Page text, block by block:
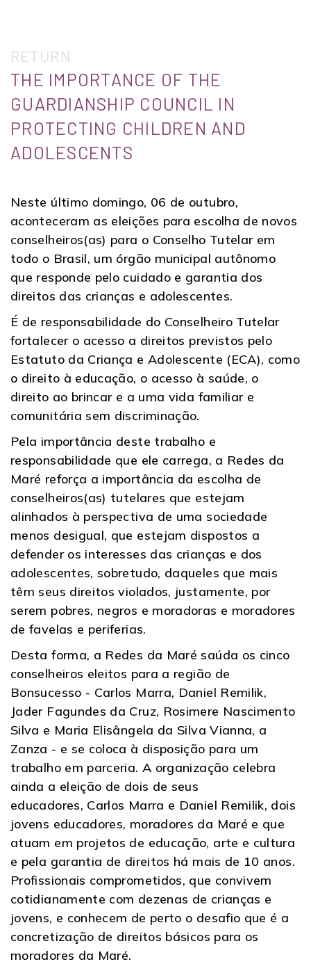
RETURN
THE IMPORTANCE OF THE
GUARDIANSHIP COUNCIL IN
PROTECTING CHILDREN AND
ADOLESCENTS
Neste último domingo, 06 de outubro,
aconteceram as eleições para escolha de novos
conselheiros(as) para o Conselho Tutelar em
todo o Brasil, um órgão municipal autônomo
que responde pelo cuidado e garantia dos
direitos das crianças e adolescentes.
É de responsabilidade do Conselheiro Tutelar
fortalecer o acesso a direitos previstos pelo
Estatuto da Criança e Adolescente (ECA), como
o direito à educação, o acesso à saúde, o
direito ao brincar e a uma vida familiar e
comunitária sem discriminação.
Pela importância deste trabalho e
responsabilidade que ele carrega, a Redes da
Maré reforça a importância da escolha de
conselheiros(as) tutelares que estejam
alinhados à perspectiva de uma sociedade
menos desigual, que estejam dispostos a
defender os interesses das crianças e dos
adolescentes, sobretudo, daqueles que mais
têm seus direitos violados, justamente, por
serem pobres, negros e moradoras e moradores
de favelas e periferias.
Desta forma, a Redes da Maré saúda os cinco
conselheiros eleitos para a região de
Bonsucesso - Carlos Marra, Daniel Remilik,
Jader Fagundes da Cruz, Rosimere Nascimento
Silva e Maria Elisângela da Silva Vianna, a
Zanza - e se coloca à disposição para um
trabalho em parceria. A organização celebra
ainda a eleição de dois de seus
educadores, Carlos Marra e Daniel Remilik, dois
jovens educadores, moradores da Maré e que
atuam em projetos de educação, arte e cultura
e pela garantia de direitos há mais de 10 anos.
Profissionais comprometidos, que convivem
cotidianamente com dezenas de crianças e
jovens, e conhecem de perto o desafio que é a
concretização de direitos básicos para os
moradores da Maré.